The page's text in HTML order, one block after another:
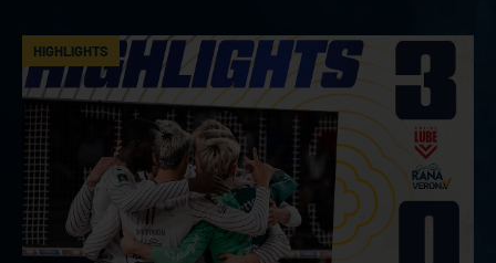
HIGHLIGHTS